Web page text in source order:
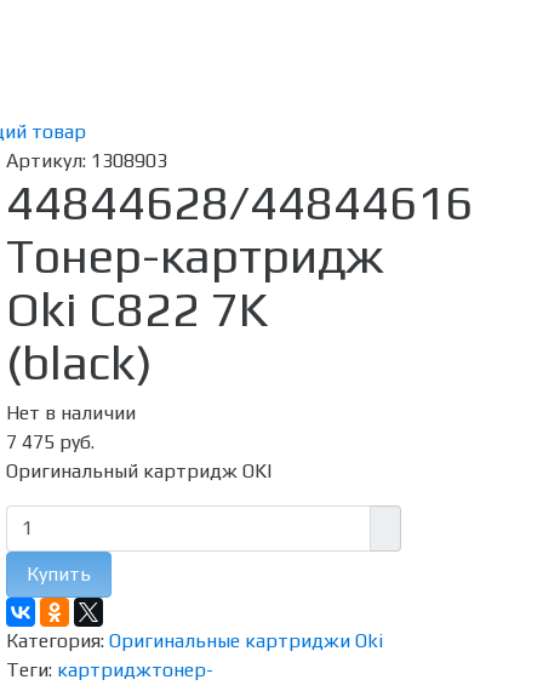
товар
Артикул: 1308903
44844628/44844616
Тонер-картридж
Oki С822 7K
(black)
Нет в наличии
7 475 руб.
Оригинальный картридж OKI
Купить
Категория: Оригинальные картриджи Oki
Теги: картриджтонер-